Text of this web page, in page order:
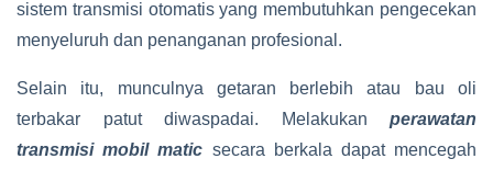
sistem transmisi otomatis yang membutuhkan pengecekan
menyeluruh dan penanganan profesional.
Selain itu, munculnya getaran berlebih atau bau oli
terbakar patut diwaspadai. Melakukan perawatan
transmisi mobil matic secara berkala dapat mencegah